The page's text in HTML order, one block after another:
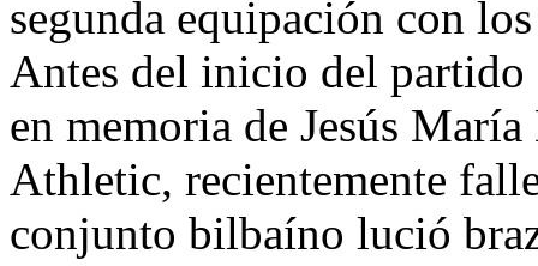
segunda equipación con
Antes del inicio del
en memoria de Jesús
Athletic, recientemente
conjunto bilbaíno lució